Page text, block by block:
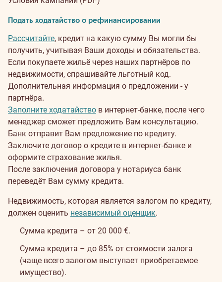
Подать ходатайство о рефинансировании
Рассчитайте, кредит на какую сумму Вы могли бы
получить, учитывая Ваши доходы и обязательства.
Если покупаете жильё через наших партнёров по
недвижимости, спрашивайте льготный код.
Дополнительная информация о предложении - у
партнёра.
Заполните ходатайство в интернет-банке, после чего
менеджер сможет предложить Вам консультацию.
Банк отправит Вам предложение по кредиту.
Заключите договор о кредите в интернет-банке и
оформите страхование жилья.
После заключения договора у нотариуса банк
переведёт Вам сумму кредита.
Недвижимость, которая является залогом по кредиту,
должен оценить независимый оценщик.
Сумма кредита – от 20 000 €.
Сумма кредита – до 85% от стоимости залога
(чаще всего залогом выступает приобретаемое
имущество).